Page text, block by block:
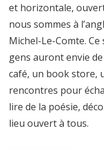
et horizontale,
nous sommes à
Michel-Le-Comte.
gens auront envie
café, un book store,
rencontres pour
lire de la poésie,
lieu ouvert à tous.